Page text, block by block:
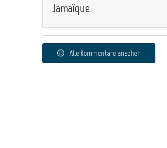
Jamaïque.
Alle Kommentare ansehen